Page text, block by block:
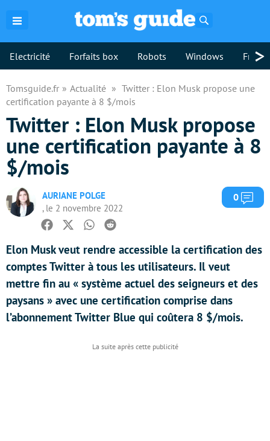
Electricité Forfaits box Robots Windows >
Tomsguide.fr Actualité
Twitter : Elon Musk propose une
certification payante à 8 $/mois
Twitter : Elon Musk propose
une certification payante à 8
$/mois
AURIANE POLGE
, le 2 novembre 2022
0
Facebook
TwitterWhatsapp
Reddit
Elon Musk veut rendre accessible la certification des
comptes Twitter à tous les utilisateurs. Il veut
mettre fin au « système actuel des seigneurs et des
paysans » avec une certification comprise dans
l’abonnement Twitter Blue qui coûtera 8 $/mois.